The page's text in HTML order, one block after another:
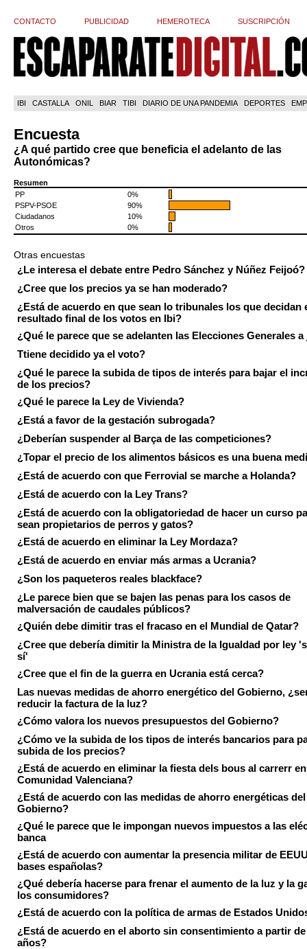
CONTACTO PUBLICIDAD HEMEROTECA SUSCRIPCIÓN
IBI CASTALLA ONIL BIAR TIBI DIARIO DE UNA PANDEMIA DEPORTES
Encuesta
¿A qué partido cree que beneficia el adelanto de las
Autonómicas?
Resumen
PP
0%
PSPV-PSOE
90%
Ciudadanos
10%
Otros
0%
Otras encuestas
¿Le interesa el debate entre Pedro Sánchez y Núñez Feijoó?
¿Cree que los precios ya se han moderado?
¿Está de acuerdo en que sean lo tribunales los que decidan
resultado final de los votos en Ibi?
¿Qué le parece que se adelanten las Elecciones Generales
Ttiene decidido ya el voto?
¿Qué le parece la subida de tipos de interés para bajar el
de los precios?
¿Qué le parece la Ley de Vivienda?
¿Está a favor de la gestación subrogada?
¿Deberían suspender al Barça de las competiciones?
¿Topar el precio de los alimentos básicos es una buena
¿Está de acuerdo con que Ferrovial se marche a Holanda?
¿Está de acuerdo con la Ley Trans?
¿Está de acuerdo con la obligatoriedad de hacer un curso
sean propietarios de perros y gatos?
¿Está de acuerdo en eliminar la Ley Mordaza?
¿Está de acuerdo en enviar más armas a Ucrania?
¿Son los paqueteros reales blackface?
¿Le parece bien que se bajen las penas para los casos de
malversación de caudales públicos?
¿Quién debe dimitir tras el fracaso en el Mundial de Qatar?
¿Cree que debería dimitir la Ministra de la Igualdad por ley
sí'
¿Cree que el fin de la guerra en Ucrania está cerca?
Las nuevas medidas de ahorro energético del Gobierno,
reducir la factura de la luz?
¿Cómo valora los nuevos presupuestos del Gobierno?
¿Cómo ve la subida de los tipos de interés bancarios para
subida de los precios?
¿Está de acuerdo en eliminar la fiesta dels bous al carrerr
Comunidad Valenciana?
¿Está de acuerdo con las medidas de ahorro energéticas del
Gobierno?
¿Qué le parece que le impongan nuevos impuestos a las
banca
¿Está de acuerdo con aumentar la presencia militar de
bases españolas?
¿Qué debería hacerse para frenar el aumento de la luz y la
los consumidores?
¿Está de acuerdo con la política de armas de Estados
¿Está de acuerdo en el aborto sin consentimiento a partir
años?